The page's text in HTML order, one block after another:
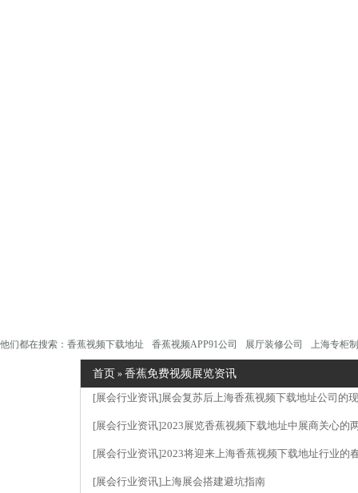
他们都在搜索： 香蕉视频下载地址 香蕉视频APP91公司 展厅装修公司 上海专柜
首页 » 香蕉免费视频展览资讯
[展会行业资讯]展会复苏后上海香蕉视频下载地址公司的
[展会行业资讯]2023展览香蕉视频下载地址中展商关心的
[展会行业资讯]2023将迎来上海香蕉视频下载地址行业的春
[展会行业资讯]上海展会搭建避坑指南